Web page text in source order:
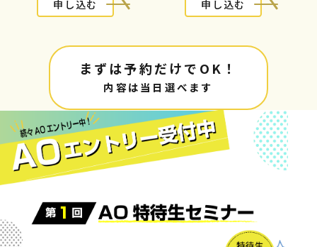
申し込む 申し込む
まずは予約だけでOK！
内容は当日選べます